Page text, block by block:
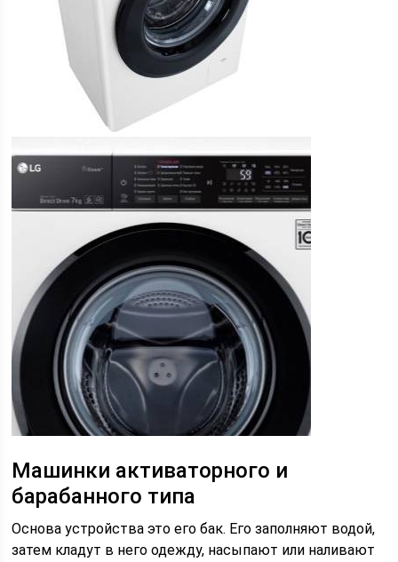
Машинки активаторного и
барабанного типа
Основа устройства это его бак. Его заполняют водой,
затем кладут в него одежду, насыпают или наливают